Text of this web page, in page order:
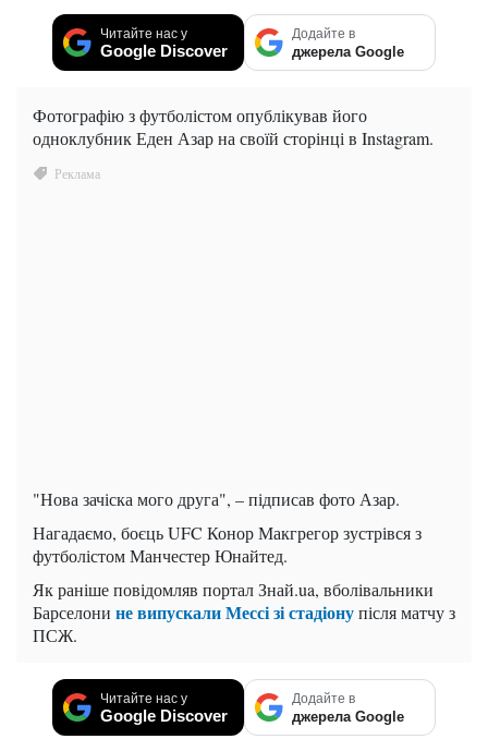
Читайте нас у
Google Discover
Додайте в
джерела Google
Фотографію з футболістом опублікував його
одноклубник Еден Азар на своїй сторінці в Instagram.
"Нова зачіска мого друга", – підписав фото Азар.
Нагадаємо, боєць UFC Конор Макгрегор зустрівся з
футболістом Манчестер Юнайтед.
Як раніше повідомляв портал Знай.ua, вболівальники
Барселони не випускали Мессі зі стадіонупісля матчу з
ПСЖ.
Читайте нас у
Google Discover
Додайте в
джерела Google